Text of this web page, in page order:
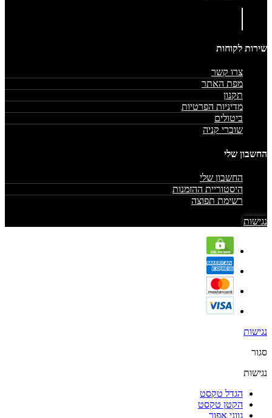
שירות לקוחות
צרו קשר
מפת האתר
תקנון
מדיניות הפרטיות
ביטולים
שוברי קניה
החשבון שלי
החשבון שלי
היסטוריית ההזמנות
רשימת תפוצה
נגישות
נגישות
סגור
נגישות
הגדל טקסט
הקטן טקסט
גווני אפור